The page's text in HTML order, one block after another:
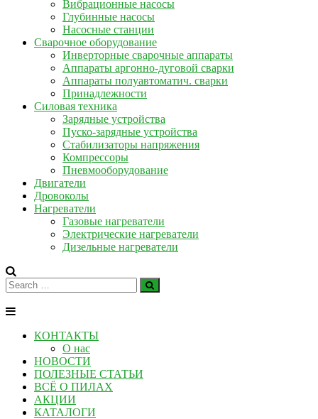
Вибрационные насосы
Глубинные насосы
Насосные станции
Сварочное оборудование
Инверторные сварочные аппараты
Аппараты аргонно-дуговой сварки
Аппараты полуавтоматич. сварки
Принадлежности
Силовая техника
Зарядные устройства
Пуско-зарядные устройства
Стабилизаторы напряжения
Компрессоры
Пневмооборудование
Двигатели
Дровоколы
Нагреватели
Газовые нагреватели
Электрические нагреватели
Дизельные нагреватели
КОНТАКТЫ
О нас
НОВОСТИ
ПОЛЕЗНЫЕ СТАТЬИ
ВСЁ О ПИЛАХ
АКЦИИ
КАТАЛОГИ